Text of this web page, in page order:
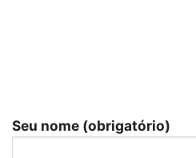
Seu nome (obrigatório)